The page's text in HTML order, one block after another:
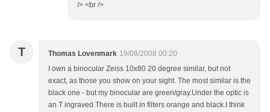
/> <br />
T Thomas Lovenmark 19/08/2008 00:20
I own a binocular Zeiss 10x80 20 degree similar, but not
exact, as those you show on your sight. The most similar is the
black one - but my binocular are green/gray.Under the optic is
an T ingraved.There is built in filters orange and black.I think